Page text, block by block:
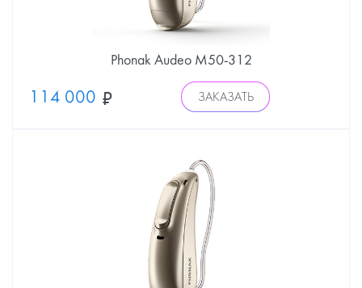
Phonak Audeo М50-312
114 000 ЗАКАЗАТЬ